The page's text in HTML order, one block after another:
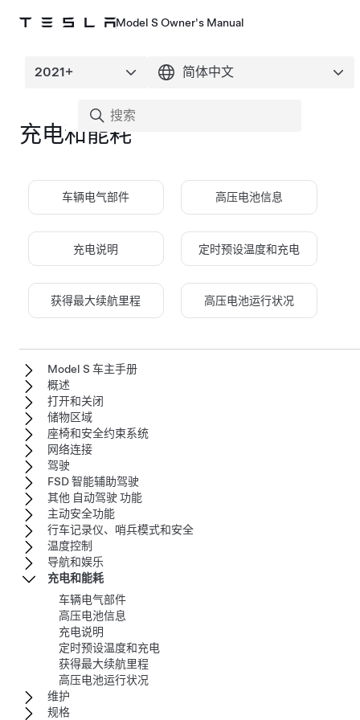
Model S Owner's Manual
充电和能耗
车辆电气部件 高压电池信息
充电说明 定时预设温度和充电
获得最大续航里程 高压电池运行状况
Model S 车主手册
概述
打开和关闭
储物区域
座椅和安全约束系统
网络连接
驾驶
FSD 智能辅助驾驶
其他 自动驾驶 功能
主动安全功能
行车记录仪、哨兵模式和安全
温度控制
导航和娱乐
充电和能耗
车辆电气部件
高压电池信息
充电说明
定时预设温度和充电
获得最大续航里程
高压电池运行状况
维护
规格